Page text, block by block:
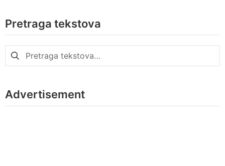
Pretraga tekstova
Pretraga
za:
Advertisement